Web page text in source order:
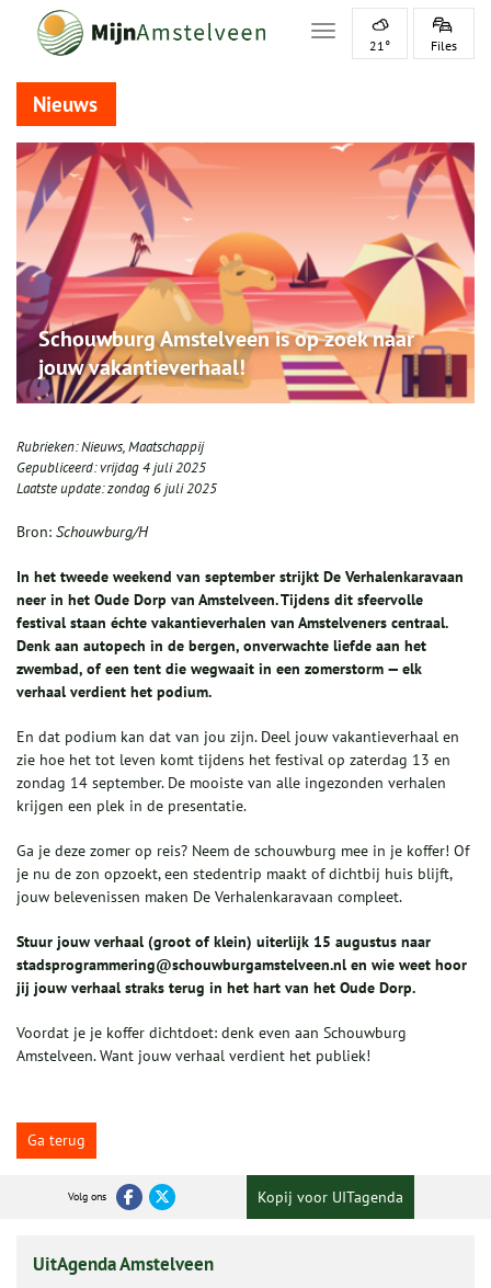
Toggle navigation
21° Files
Nieuws
Schouwburg Amstelveen is op zoek naar
jouw vakantieverhaal!
Rubrieken:Nieuws,Maatschappij
Gepubliceerd:vrijdag 4 juli 2025
Laatste update:zondag 6 juli 2025
Bron: Schouwburg/H
In het tweede weekend van september strijkt De Verhalenkaravaan
neer in het Oude Dorp van Amstelveen. Tijdens dit sfeervolle
festival staan échte vakantieverhalen van Amstelveners centraal.
Denk aan autopech in de bergen, onverwachte liefde aan het
zwembad, of een tent die wegwaait in een zomerstorm — elk
verhaal verdient het podium.
En dat podium kan dat van jou zijn. Deel jouw vakantieverhaal en
zie hoe het tot leven komt tijdens het festival op zaterdag 13 en
zondag 14 september. De mooiste van alle ingezonden verhalen
krijgen een plek in de presentatie.
Ga je deze zomer op reis? Neem de schouwburg mee in je koffer! Of
je nu de zon opzoekt, een stedentrip maakt of dichtbij huis blijft,
jouw belevenissen maken De Verhalenkaravaan compleet.
Stuur jouw verhaal (groot of klein) uiterlijk 15 augustus naar
stadsprogrammering@schouwburgamstelveen.nl en wie weet hoor
jij jouw verhaal straks terug in het hart van het Oude Dorp.
Voordat je je koffer dichtdoet: denk even aan Schouwburg
Amstelveen. Want jouw verhaal verdient het publiek!
Ga terug
Volg ons Kopij voor UITagenda
UitAgenda Amstelveen